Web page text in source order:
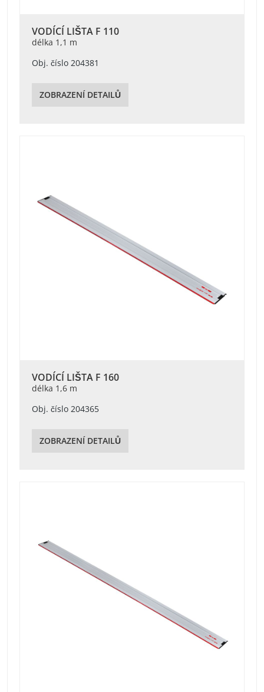
VODÍCÍ LIŠTA F 110
délka 1,1 m
Obj. číslo 204381
ZOBRAZENÍ DETAILŮ
VODÍCÍ LIŠTA F 160
délka 1,6 m
Obj. číslo 204365
ZOBRAZENÍ DETAILŮ